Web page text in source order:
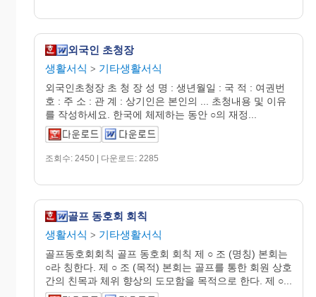
외국인 초청장
생활서식 > 기타생활서식
외국인초청장 초 청 장 성 명 : 생년월일 : 국 적 : 여권번
호 : 주 소 : 관 계 : 상기인은 본인의 ... 초청내용 및 이유
를 작성하세요. 한국에 체제하는 동안 ○의 재정...
조회수: 2450 | 다운로드: 2285
골프 동호회 회칙
생활서식 > 기타생활서식
골프동호회회칙 골프 동호회 회칙 제 ○ 조 (명칭) 본회는
○라 칭한다. 제 ○ 조 (목적) 본회는 골프를 통한 회원 상호
간의 친목과 체위 향상의 도모함을 목적으로 한다. 제 ○...